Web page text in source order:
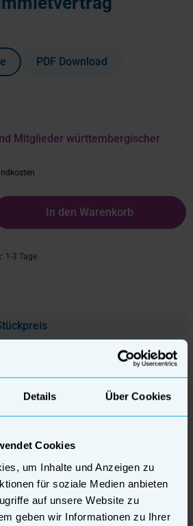
Details Über Cookies
Cookies
um Inhalte und Anzeigen zu
für soziale Medien anbieten
auf unsere Website zu
geben wir Informationen zu Ihrer
PDF Download
Mitglieder württembergischer
Wert ein oder benutze die Schaltflächen
In den Warenkorb
1-3 Tage
9,49 €pro Stück